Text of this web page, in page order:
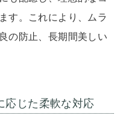
す。これにより、ムラ
の防止、長期間美しい
応じた柔軟な対応